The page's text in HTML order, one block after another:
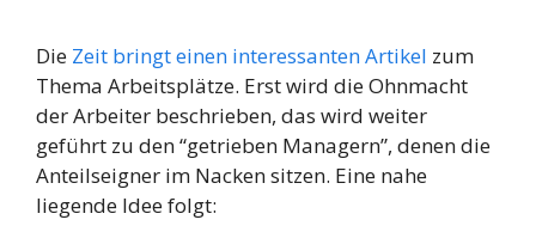
Die Zeit bringt einen interessanten Artikel zum
Thema Arbeitsplätze. Erst wird die Ohnmacht
der Arbeiter beschrieben, das wird weiter
geführt zu den “getrieben Managern”, denen die
Anteilseigner im Nacken sitzen. Eine nahe
liegende Idee folgt: